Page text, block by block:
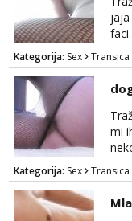
jaja
Kategorija: Sex
mi
ga
Kategorija: Sex